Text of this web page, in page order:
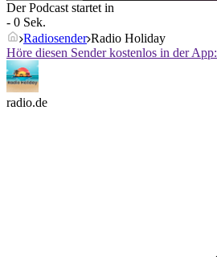
Der Podcast startet in
- 0 Sek.
Radiosender Radio Holiday
Höre diesen Sender kostenlos in der App:
radio.de